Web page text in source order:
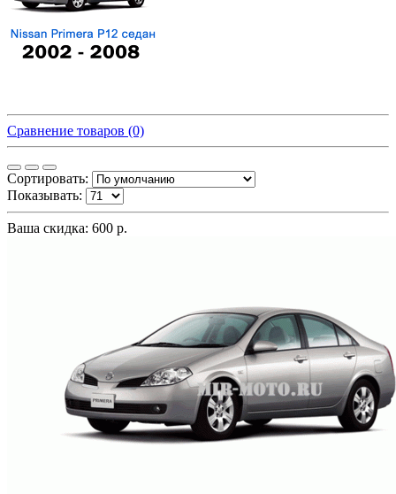
Сравнение товаров (0)
Сортировать:
Показывать:
Ваша скидка: 600 р.